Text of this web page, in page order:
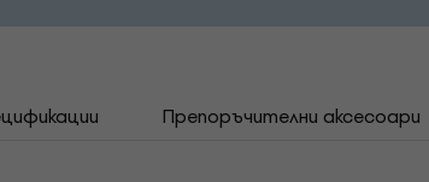
Препоръчителни аксесоари